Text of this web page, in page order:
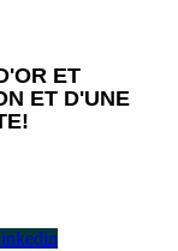
ET
ET D'UNE